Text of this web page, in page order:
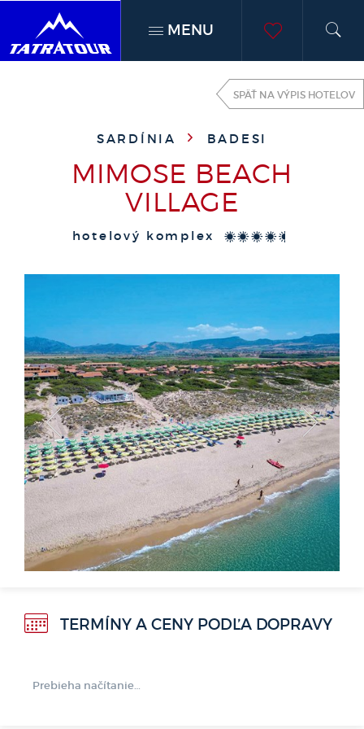
MENU
SPÄŤ NA VÝPIS HOTELOV
SARDÍNIA BADESI
MIMOSE BEACH
VILLAGE
hotelový komplex ****+
< >
TERMÍNY A CENY PODĽA DOPRAVY
Prebieha načítanie…